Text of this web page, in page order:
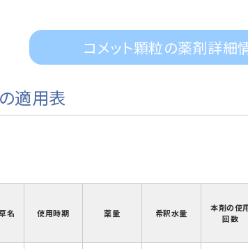
コメット顆粒の薬剤詳細
適用表
名 使用時期 薬量 希釈水量
本剤の使
回数